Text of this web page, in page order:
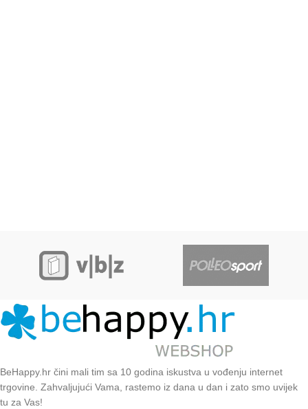
BeHappy.hr čini mali tim sa 10 godina iskustva u vođenju internet
trgovine. Zahvaljujući Vama, rastemo iz dana u dan i zato smo uvijek
tu za Vas!